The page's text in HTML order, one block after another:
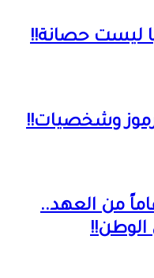
ليست حصانة!!
وشخصيات!!
المعراج تكتب… 72 عاماً من العهد..
الوطن!!